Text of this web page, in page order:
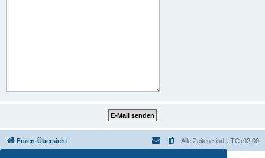
Foren-Übersicht Alle Zeiten sind UTC+02:00